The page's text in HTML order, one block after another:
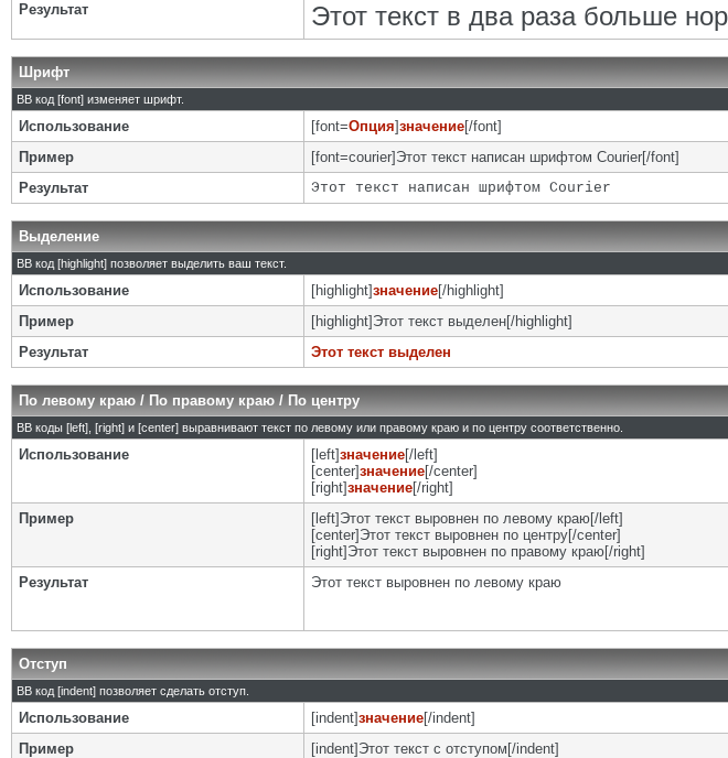
Результат
Этот текст в два раза больше
Шрифт
BB код [font] изменяет шрифт.
Использование [font=Опция]значение[/font]
Пример
[font=courier]Этот текст написан шрифтом Courier[/font]
Результат
Этот текст написан шрифтом Courier
Выделение
BB код [highlight] позволяет выделить ваш текст.
Использование [highlight]значение[/highlight]
Пример
[highlight]Этот текст выделен[/highlight]
Результат
Этот текст выделен
По левому краю / По правому краю / По центру
BB коды [left], [right] и [center] выравнивают текст по левому или правому краю и по центру соответственно.
Использование [left]значение[/left]
[center]значение[/center]
[right]значение[/right]
Пример
[left]Этот текст выровнен по левому краю[/left]
[center]Этот текст выровнен по центру[/center]
[right]Этот текст выровнен по правому краю[/right]
Результат
Этот текст выровнен по левому краю
Отступ
BB код [indent] позволяет сделать отступ.
Использование [indent]значение[/indent]
Пример
[indent]Этот текст с отступом[/indent]